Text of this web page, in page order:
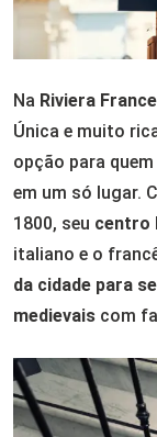
Na Riviera
Única e muito
opção para
em um só lugar.
1800, seu centro
italiano e o
da cidade para
medievais com